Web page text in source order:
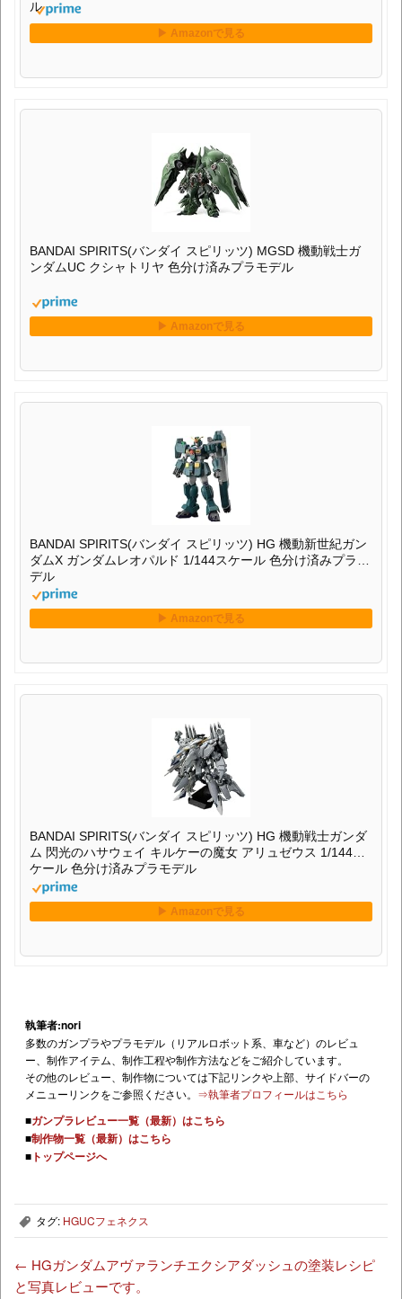
ル
BANDAI SPIRITS(バンダイ スピリッツ) MGSD 機動戦士ガ
ンダムUC クシャトリヤ 色分け済みプラモデル
BANDAI SPIRITS(バンダイ スピリッツ) HG 機動新世紀ガン
ダムX ガンダムレオパルド 1/144スケール 色分け済みプラモ
デル
BANDAI SPIRITS(バンダイ スピリッツ) HG 機動戦士ガンダ
ム 閃光のハサウェイ キルケーの魔女 アリュゼウス 1/144ス
ケール 色分け済みプラモデル
執筆者:nori
多数のガンプラやプラモデル（リアルロボット系、車など）のレビュ
ー、制作アイテム、制作工程や制作方法などをご紹介しています。
その他のレビュー、制作物については下記リンクや上部、サイドバーの
メニューリンクをご参照ください。 ⇒執筆者プロフィールはこちら
■ガンプラレビュー一覧（最新）はこちら
■制作物一覧（最新）はこちら
■ トップページへ
, タグ: HGUCフェネクス
← HGガンダムアヴァランチエクシアダッシュの塗装レシピ
と写真レビューです。